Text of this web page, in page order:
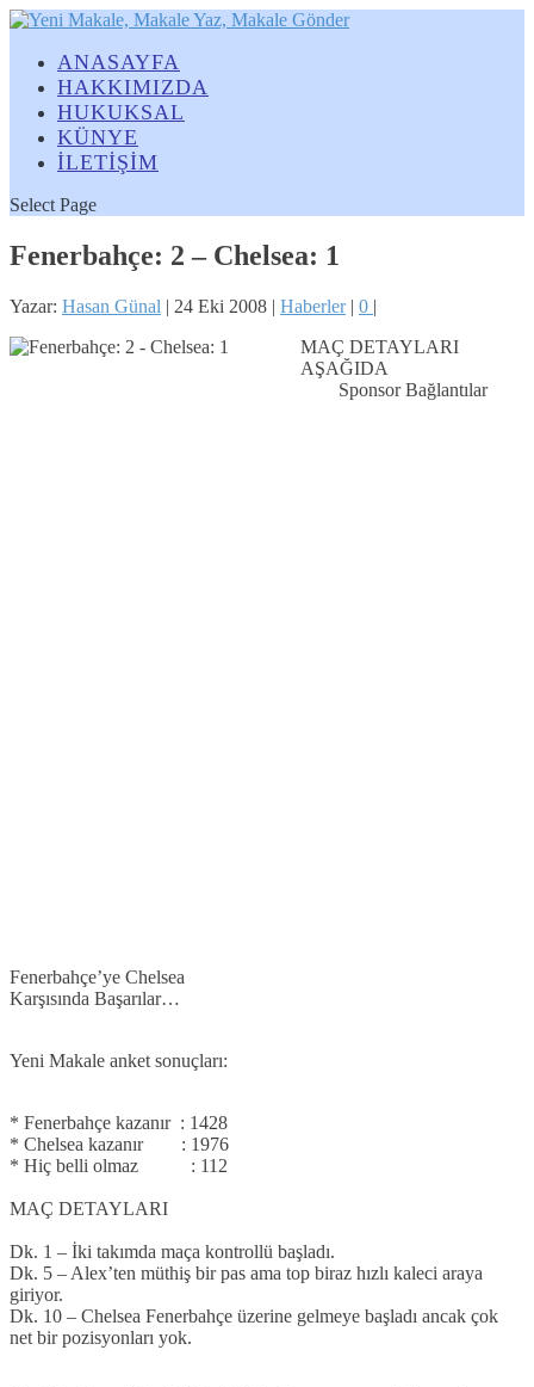
ANASAYFA
HAKKIMIZDA
HUKUKSAL
KÜNYE
İLETİŞİM
Select Page
Fenerbahçe: 2 – Chelsea: 1
Yazar: Hasan Günal | 24 Eki 2008 | Haberler| 0 |
MAÇ DETAYLARI
AŞAĞIDA
Sponsor Bağlantılar
Fenerbahçe’ye Chelsea
Karşısında Başarılar…
Yeni Makale anket sonuçları:
* Fenerbahçe kazanır : 1428
* Chelsea kazanır : 1976
* Hiç belli olmaz : 112
MAÇ DETAYLARI
Dk. 1 – İki takımda maça kontrollü başladı.
Dk. 5 – Alex’ten müthiş bir pas ama top biraz hızlı kaleci araya
giriyor.
Dk. 10 – Chelsea Fenerbahçe üzerine gelmeye başladı ancak çok
net bir pozisyonları yok.